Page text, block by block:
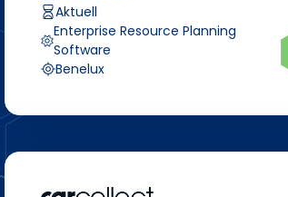
Aktuell
Enterprise Resource Planning
Software
Benelux